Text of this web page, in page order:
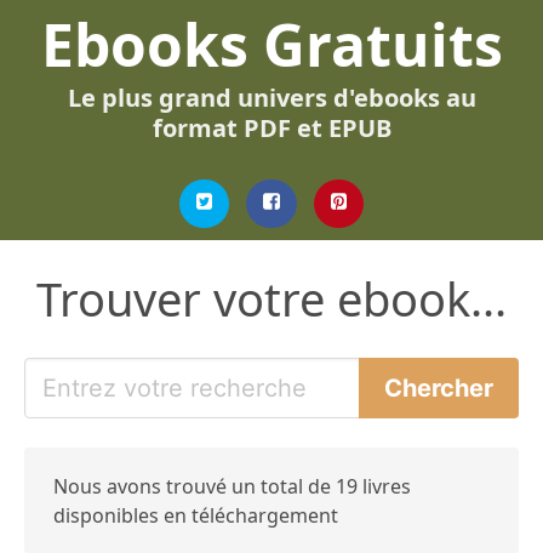
Ebooks Gratuits
Le plus grand univers d'ebooks au
format PDF et EPUB
Trouver votre ebook...
Nous avons trouvé un total de 19 livres
disponibles en téléchargement